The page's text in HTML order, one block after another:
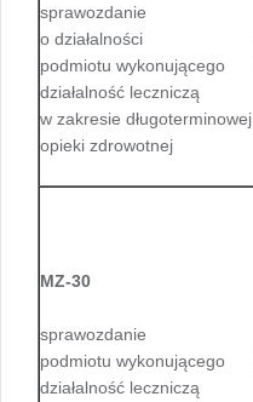
sprawozdanie
o działalności
podmiotu wykonującego
działalność leczniczą
w zakresie długoterminowej
opieki zdrowotnej
MZ-30
sprawozdanie
podmiotu wykonującego
działalność leczniczą